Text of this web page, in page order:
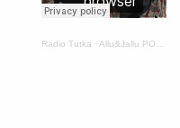
Radio Tutka · Allu&Jallu PODCAST 6 Tapaus Rainbow ja hammaslääkärissä ilman housuja